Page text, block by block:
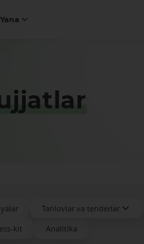
Yana
Tanlovlar va tenderlar
kit Analitika